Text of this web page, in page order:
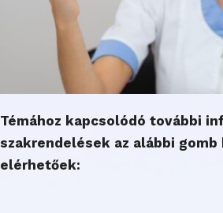
Témához kapcsolódó további
szakrendelések az alábbi
elérhetőek: